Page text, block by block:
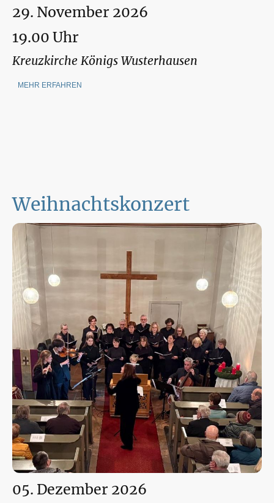
29. November 2026
19.00 Uhr
Kreuzkirche Königs Wusterhausen
MEHR ERFAHREN
Weihnachtskonzert
05. Dezember 2026